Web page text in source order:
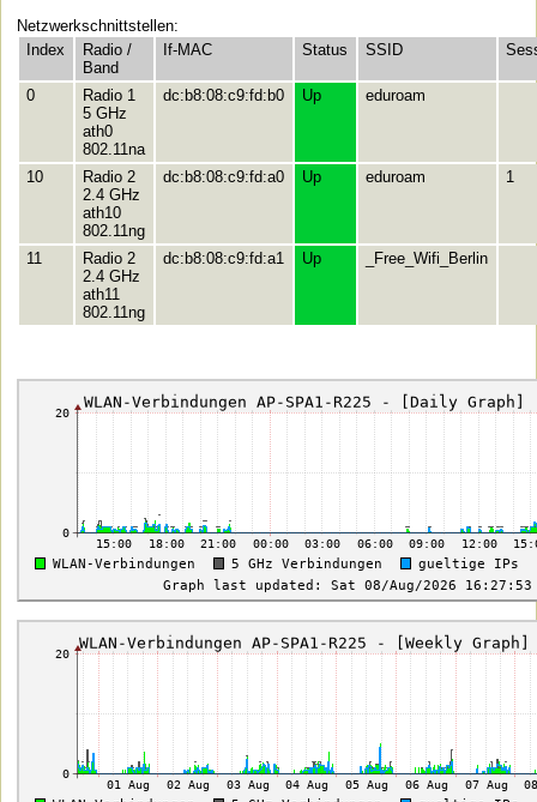
Netzwerkschnittstellen:
Index
Radio /
Band
If-MAC Status SSID
0
Radio 1
5 GHz
ath0
802.11na
dc:b8:08:c9:fd:b0 Up eduroam
10
Radio 2
2.4 GHz
ath10
802.11ng
dc:b8:08:c9:fd:a0 Up eduroam 1
11
Radio 2
2.4 GHz
ath11
802.11ng
dc:b8:08:c9:fd:a1 Up _Free_Wifi_Berlin